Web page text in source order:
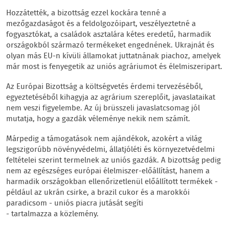
Hozzátették, a bizottság ezzel kockára tenné a
mezőgazdaságot és a feldolgozóipart, veszélyeztetné a
fogyasztókat, a családok asztalára kétes eredetű, harmadik
országokból származó termékeket engednének. Ukrajnát és
olyan más EU-n kívüli államokat juttatnának piachoz, amelyek
már most is fenyegetik az uniós agráriumot és élelmiszeripart.
Az Európai Bizottság a költségvetés érdemi tervezéséből,
egyeztetéséből kihagyja az agrárium szereplőit, javaslataikat
nem veszi figyelembe. Az új brüsszeli javaslatcsomag jól
mutatja, hogy a gazdák véleménye nekik nem számít.
Márpedig a támogatások nem ajándékok, azokért a világ
legszigorúbb növényvédelmi, állatjóléti és környezetvédelmi
feltételei szerint termelnek az uniós gazdák. A bizottság pedig
nem az egészséges európai élelmiszer-előállítást, hanem a
harmadik országokban ellenőrizetlenül előállított termékek -
például az ukrán csirke, a brazil cukor és a marokkói
paradicsom - uniós piacra jutását segíti
- tartalmazza a közlemény.